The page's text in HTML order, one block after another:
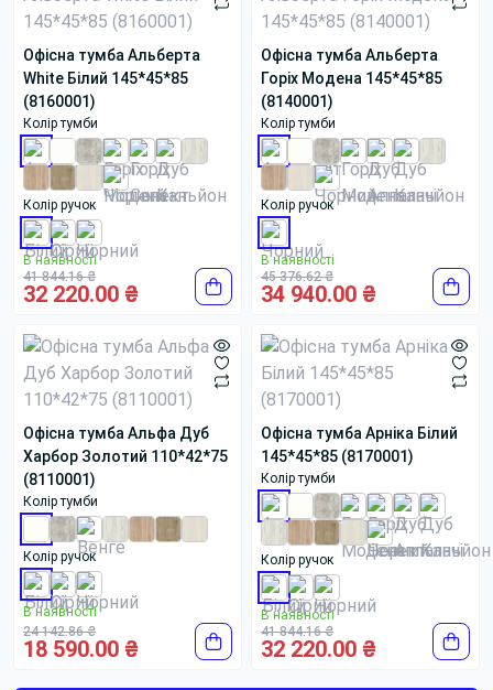
Офісна тумба Альберта
White Білий 145*45*85
(8160001)
Колір тумби
Колір ручок
В наявності
41 844.16 ₴
32 220.00 ₴
Офісна тумба Альберта
Горіх Модена 145*45*85
(8140001)
Колір тумби
Колір ручок
В наявності
45 376.62 ₴
34 940.00 ₴
Офісна тумба Альфа Дуб
Харбор Золотий 110*42*75
(8110001)
Колір тумби
Колір ручок
В наявності
24 142.86 ₴
18 590.00 ₴
Офісна тумба Арніка Білий
145*45*85 (8170001)
Колір тумби
Колір ручок
В наявності
41 844.16 ₴
32 220.00 ₴